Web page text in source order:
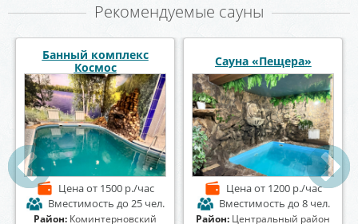
Рекомендуемые сауны
комплекс
Ценаот 1500 р./час
до 25 чел.
Коминтерновский
Сауна «Пещера»
от 1200 р./час
Вместимостьдо 8 чел.
Район: Центральный район Район: